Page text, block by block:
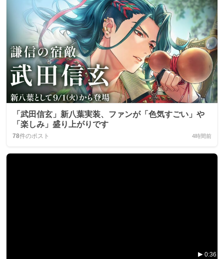
「武田信玄」新八葉実装、ファンが「色気すごい」や
「楽しみ」盛り上がりです
78件のポスト 4時間前
0:36